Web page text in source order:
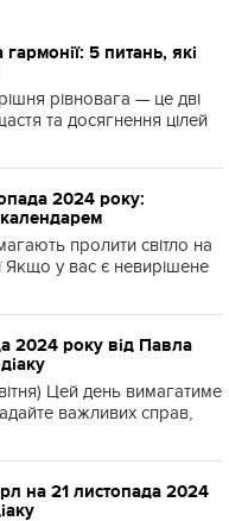
5 питань, які
рівновага — це дві
та досягнення цілей
2024 року:
пролити світло на
Якщо у вас є невирішене
2024 року від Павла
Цей день вимагатиме
важливих справ,
на 21 листопада 2024